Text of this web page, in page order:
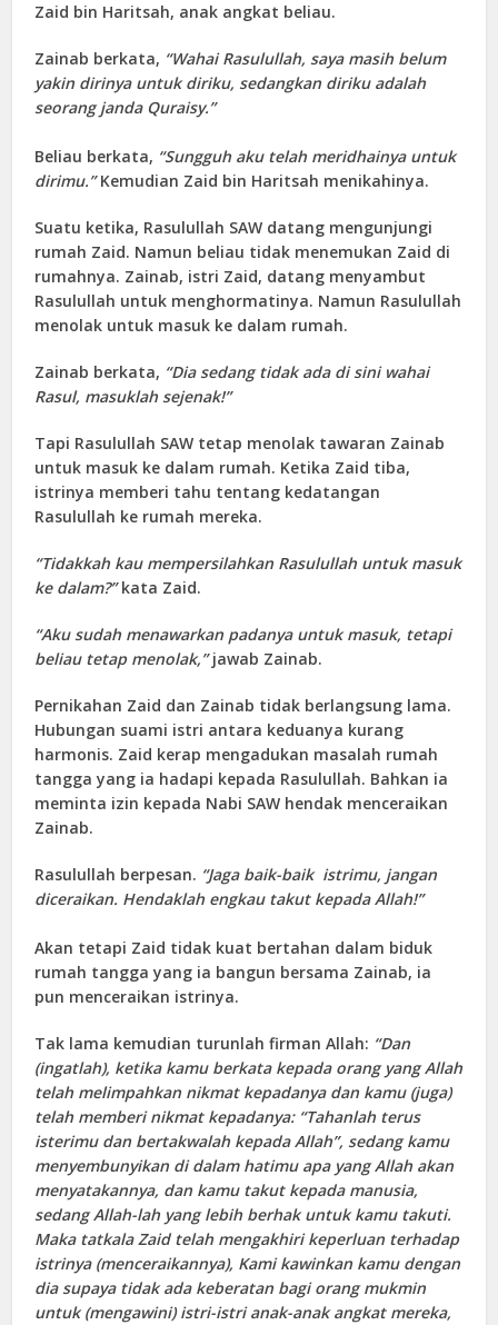
Zaid bin Haritsah, anak angkat beliau.
Zainab berkata, “Wahai Rasulullah, saya masih belum
yakin dirinya untuk diriku, sedangkan diriku adalah
seorang janda Quraisy.”
Beliau berkata, “Sungguh aku telah meridhainya untuk
dirimu.”Kemudian Zaid bin Haritsah menikahinya.
Suatu ketika, Rasulullah SAW datang mengunjungi
rumah Zaid. Namun beliau tidak menemukan Zaid di
rumahnya. Zainab, istri Zaid, datang menyambut
Rasulullah untuk menghormatinya. Namun Rasulullah
menolak untuk masuk ke dalam rumah.
Zainab berkata, “Dia sedang tidak ada di sini wahai
Rasul, masuklah sejenak!”
Tapi Rasulullah SAW tetap menolak tawaran Zainab
untuk masuk ke dalam rumah. Ketika Zaid tiba,
istrinya memberi tahu tentang kedatangan
Rasulullah ke rumah mereka.
“Tidakkah kau mempersilahkan Rasulullah untuk masuk
ke dalam?”kata Zaid.
“Aku sudah menawarkan padanya untuk masuk, tetapi
beliau tetap menolak,”jawab Zainab.
Pernikahan Zaid dan Zainab tidak berlangsung lama.
Hubungan suami istri antara keduanya kurang
harmonis. Zaid kerap mengadukan masalah rumah
tangga yang ia hadapi kepada Rasulullah. Bahkan ia
meminta izin kepada Nabi SAW hendak menceraikan
Zainab.
Rasulullah berpesan. “Jaga baik-baik istrimu, jangan
diceraikan. Hendaklah engkau takut kepada Allah!”
Akan tetapi Zaid tidak kuat bertahan dalam biduk
rumah tangga yang ia bangun bersama Zainab, ia
pun menceraikan istrinya.
Tak lama kemudian turunlah firman Allah: “Dan
(ingatlah), ketika kamu berkata kepada orang yang Allah
telah melimpahkan nikmat kepadanya dan kamu (juga)
telah memberi nikmat kepadanya: “Tahanlah terus
isterimu dan bertakwalah kepada Allah”, sedang kamu
menyembunyikan di dalam hatimu apa yang Allah akan
menyatakannya, dan kamu takut kepada manusia,
sedang Allah-lah yang lebih berhak untuk kamu takuti.
Maka tatkala Zaid telah mengakhiri keperluan terhadap
istrinya (menceraikannya), Kami kawinkan kamu dengan
dia supaya tidak ada keberatan bagi orang mukmin
untuk (mengawini) istri-istri anak-anak angkat mereka,